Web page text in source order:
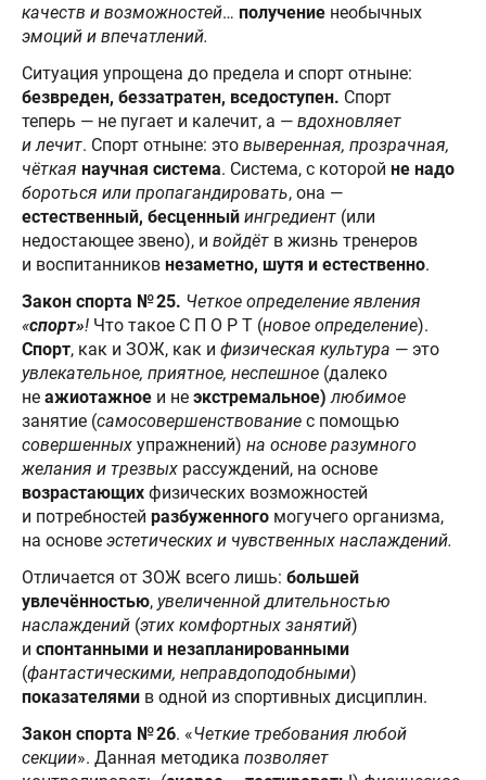
качеств и возможностей… получение необычных
эмоций и впечатлений.
Ситуация упрощена до предела и спорт отныне:
безвреден, беззатратен, вседоступен. Спорт
теперь — не пугает и калечит, а — вдохновляет
и лечит. Спорт отныне: это выверенная, прозрачная,
чёткая научная система. Система, с которой не надо
бороться или пропагандировать, она —
естественный, бесценный ингредиент (или
недостающее звено), и войдёт в жизнь тренеров
и воспитанников незаметно, шутя и естественно.
Закон спорта № 25. Четкое определение явления
«спорт»! Что такое С П О Р Т (новое определение).
Спорт, как и ЗОЖ, как и физическая культура — это
увлекательное, приятное, неспешное (далеко
не ажиотажное и не экстремальное) любимое
занятие (самосовершенствование с помощью
совершенных упражнений) на основе разумного
желания и трезвых рассуждений, на основе
возрастающих физических возможностей
и потребностей разбуженного могучего организма,
на основе эстетических и чувственных наслаждений.
Отличается от ЗОЖ всего лишь: большей
увлечённостью, увеличенной длительностью
наслаждений (этих комфортных занятий)
и спонтанными и незапланированными
(фантастическими, неправдоподобными)
показателями в одной из спортивных дисциплин.
Закон спорта № 26. «Четкие требования любой
секции». Данная методика позволяет